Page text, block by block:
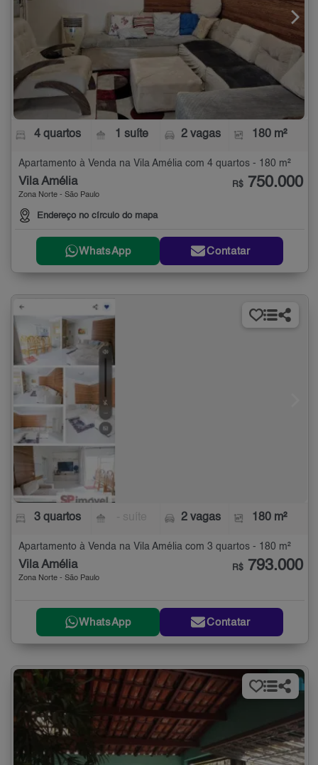
4 quartos 1 suíte 2 vagas 180 m²
Apartamento à Venda na Vila Amélia com 4 quartos - 180 m²
Vila Amélia
Zona Norte - São Paulo
Endereço no círculo do mapa
R$ 750.000
WhatsApp Contatar
3 quartos 2 vagas 180 m²
Apartamento à Venda na Vila Amélia com 3 quartos - 180 m²
Vila Amélia
Zona Norte - São Paulo
R$ 793.000
WhatsApp Contatar